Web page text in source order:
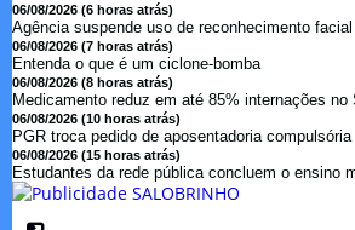
06/08/2026 (6 horas atrás)
Agência suspende uso de reconhecimento facial
06/08/2026 (7 horas atrás)
Entenda o que é um ciclone-bomba
06/08/2026 (8 horas atrás)
Medicamento reduz em até 85% internações no
06/08/2026 (10 horas atrás)
PGR troca pedido de aposentadoria compulsória
06/08/2026 (15 horas atrás)
Estudantes da rede pública concluem o ensino